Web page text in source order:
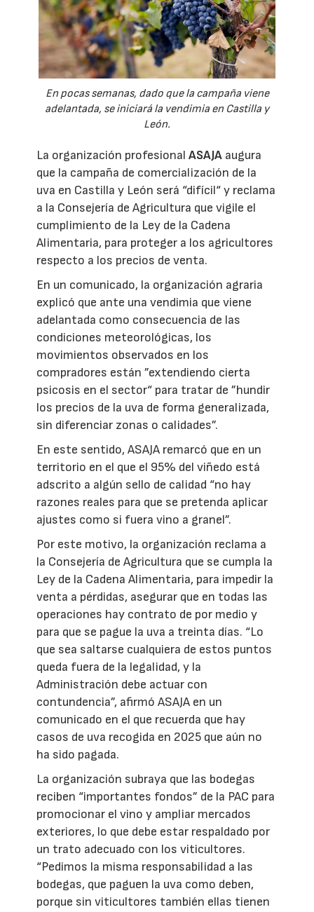
En pocas semanas, dado que la campaña viene
adelantada, se iniciará la vendimia en Castilla y
León.
La organización profesionalASAJA augura
que la campaña de comercialización de la
uva en Castilla y León será “difícil“ y reclama
a la Consejería de Agricultura que vigile el
cumplimiento de la Ley de la Cadena
Alimentaria, para proteger a los agricultores
respecto a los precios de venta.
En un comunicado, la organización agraria
explicó que ante una vendimia que viene
adelantada como consecuencia de las
condiciones meteorológicas, los
movimientos observados en los
compradores están ”extendiendo cierta
psicosis en el sector“ para tratar de ”hundir
los precios de la uva de forma generalizada,
sin diferenciar zonas o calidades”.
En este sentido, ASAJA remarcó que en un
territorio en el que el 95% del viñedo está
adscrito a algún sello de calidad “no hay
razones reales para que se pretenda aplicar
ajustes como si fuera vino a granel”.
Por este motivo, la organización reclama a
la Consejería de Agricultura que se cumpla la
Ley de la Cadena Alimentaria, para impedir la
venta a pérdidas, asegurar que en todas las
operaciones hay contrato de por medio y
para que se pague la uva a treinta días. “Lo
que sea saltarse cualquiera de estos puntos
queda fuera de la legalidad, y la
Administración debe actuar con
contundencia”, afirmó ASAJA en un
comunicado en el que recuerda que hay
casos de uva recogida en 2025 que aún no
ha sido pagada.
La organización subraya que las bodegas
reciben “importantes fondos” de la PAC para
promocionar el vino y ampliar mercados
exteriores, lo que debe estar respaldado por
un trato adecuado con los viticultores.
“Pedimos la misma responsabilidad a las
bodegas, que paguen la uva como deben,
porque sin viticultores también ellas tienen